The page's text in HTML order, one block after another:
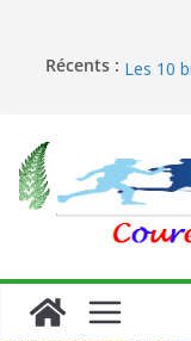
Récents : Les 10